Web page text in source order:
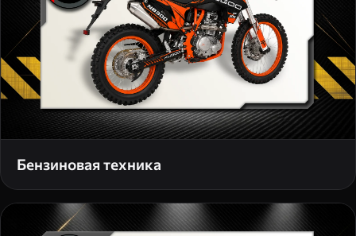
Бензиновая техника